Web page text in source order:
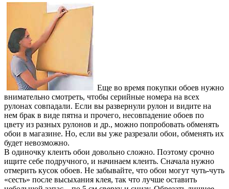
Еще во время покупки обоев нужно
внимательно смотреть, чтобы серийные номера на всех
рулонах совпадали. Если вы развернули рулон и видите на
нем брак в виде пятна и прочего, несовпадение обоев по
цвету из разных рулонов и др., можно попробовать обменять
обои в магазине. Но, если вы уже разрезали обои, обменять их
будет невозможно.
В одиночку клеить обои довольно сложно. Поэтому срочно
ищите себе подручного, и начинаем клеить. Сначала нужно
отмерить кусок обоев. Не забывайте, что обои могут чуть-чуть
«сесть» после высыхания клея, так что лучше оставить